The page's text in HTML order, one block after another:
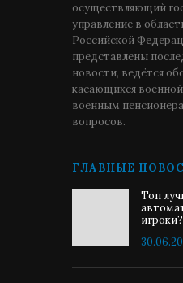
осуществляющий
управление в
Российской
представлены
новости, ведётся
касающихся
военным
вопросов.
ГЛАВНЫЕ
Топ
игроки?